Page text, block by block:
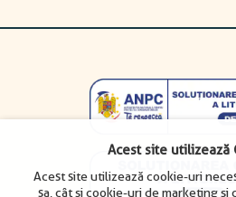
Acest site utilizează
Acest site utilizează cookie-uri
sa, cât și cookie-uri de marketing și